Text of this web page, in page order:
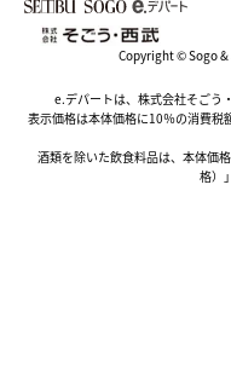
Copyright © Sogo &
e.デパートは、株式会社そごう
表示価格は本体価格に10％の消費税
酒類を除いた飲食料品は、本体価
格）